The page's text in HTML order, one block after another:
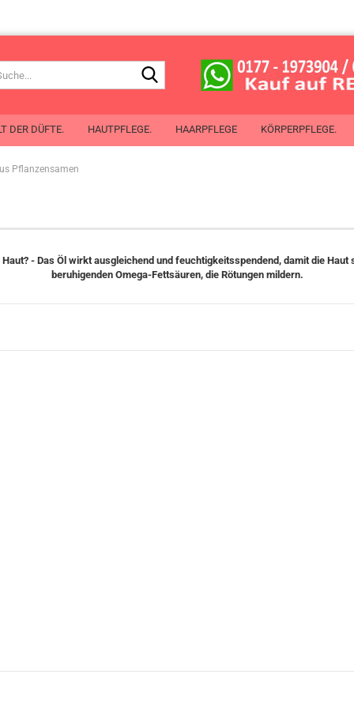
DER DÜFTE. HAUTPFLEGE. HAARPFLEGE KÖRPERPFLEGE.
Pflanzensamen
- Das Öl wirkt ausgleichend und feuchtigkeitsspendend, damit die
beruhigenden Omega-Fettsäuren, die Rötungen mildern.